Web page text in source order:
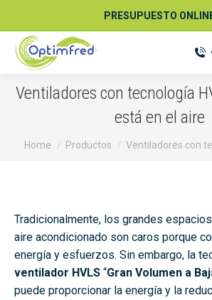
PRESUPUESTO
Ventiladores con tecnología
está en el aire
You are here:
Home Productos Ventiladores con
Tradicionalmente, los grandes
aire acondicionado son caros porque
energía y esfuerzos. Sin embargo, la
ventilador HVLS “Gran Volumen a
puede proporcionar la energía y la